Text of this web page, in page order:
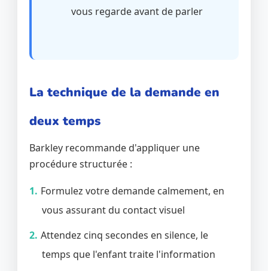
vous regarde avant de parler
La technique de la demande en
deux temps
Barkley recommande d'appliquer une
procédure structurée :
Formulez votre demande calmement, en
vous assurant du contact visuel
Attendez cinq secondes en silence, le
temps que l'enfant traite l'information